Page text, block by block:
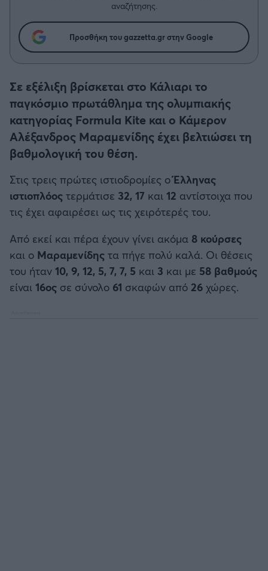
Δημήτρης Τσορμπατζόγλου
Λεβαδειακός
ΟΦΗ
Βόλος
Ατρόμητος Αθηνών
Κηφισιά
Αστέρας Τρίπολης
Παναιτωλικός
Καλαμάτα
Μεγάλη μου Αγάπη
Μια Ιστορία από την Πόλη
αναζήτησης.
Προσθήκη του gazzetta.gr στην Google
Σε εξέλιξη βρίσκεται στο Κάλιαρι το
παγκόσμιο πρωτάθλημα της ολυμπιακής
κατηγορίας Formula Kite και ο Κάμερον
Αλέξανδρος Μαραμενίδης έχει βελτιώσει τη
βαθμολογική του θέση.
Στις τρεις πρώτες ιστιοδρομίες οΈλληνας
ιστιοπλόος τερμάτισε 32, 17 και 12 αντίστοιχα που
τις έχει αφαιρέσει ως τις χειρότερές του.
Από εκεί και πέρα έχουν γίνει ακόμα 8 κούρσες
και ο Μαραμενίδης τα πήγε πολύ καλά. Οι θέσεις
του ήταν 10, 9, 12, 5, 7, 7, 5 και 3 και με 58 βαθμούς
είναι 16ος σε σύνολο 61 σκαφών από 26 χώρες.